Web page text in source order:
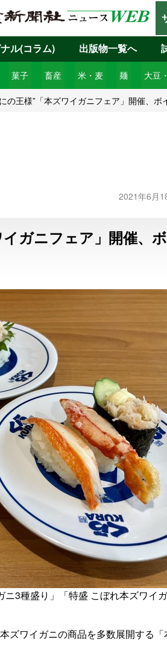
菓子 畜産 米・麦 麺 大豆
ル(コラム) 出版物一覧へ
の王様”「本ズワイガニフェア」開催、
2021年6月
ガニフェア」開催、ボ
ニ3種盛り」「特盛 こぼれ本ズワイガ
ズワイガニの商品を多数展開する「